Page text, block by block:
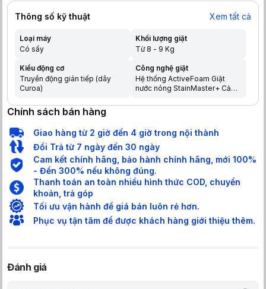
Thông số kỹ thuật Xem tất cả
Loại máy
Có sấy
Khối lượng giặt
Từ 8 - 9 Kg
Kiểu động cơ
Truyền động gián tiếp (dây
Curoa)
Công nghệ giặt
Hệ thống ActiveFoam Giặt
nước nóng StainMaster+ Cảm
Smart Wash
Chính sách bán hàng
Giao hàng từ 2 giờ đến 4 giờ trong nội thành
Đổi Trả từ 7 ngày đến 30 ngày
Cam kết chính hãng, bảo hành chính hãng, mới 100%
- Đền 300% nếu không đúng.
Thanh toán an toàn nhiều hình thức COD, chuyển
khoản, trả góp
Tối ưu vận hành để giá bán luôn rẻ hơn.
Phục vụ tận tâm để được khách hàng giới thiệu thêm.
Đánh giá